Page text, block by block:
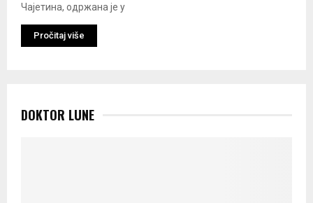
Чајетина, одржана је у
Pročitaj više
DOKTOR LUNE